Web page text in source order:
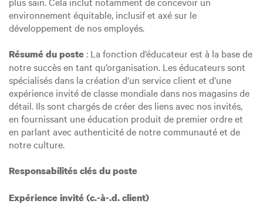
environnement équitable, inclusif et axé sur le
développement de nos employés.
Résumé du poste: La fonction d’éducateur est à la base de
notre succès en tant qu’organisation. Les éducateurs sont
spécialisés dans la création d’un service client et d’une
expérience invité de classe mondiale dans nos magasins de
détail. Ils sont chargés de créer des liens avec nos invités,
en fournissant une éducation produit de premier ordre et
en parlant avec authenticité de notre communauté et de
notre culture.
Responsabilités clés du poste
Expérience invité (c.-à-.d. client)